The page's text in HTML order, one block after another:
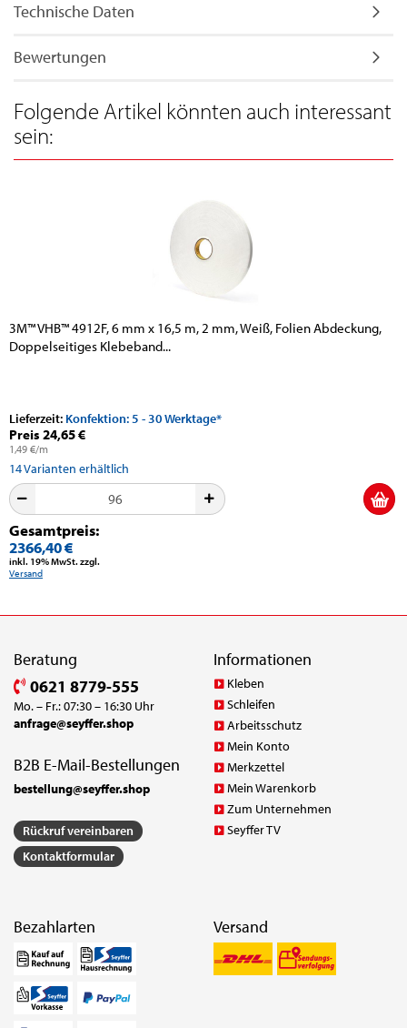
Technische Daten
Bewertungen
Folgende Artikel könnten auch interessant
sein:
3M™ VHB™ 4912F, 6 mm x 16,5 m, 2 mm, Weiß, Folien Abdeckung,
Doppelseitiges Klebeband...
Lieferzeit: Konfektion: 5 - 30 Werktage*
Preis 24,65 €
1,49 €/m
14Varianten erhältlich
Gesamtpreis:
2366,40 €
inkl. 19% MwSt. zzgl.
Versand
Beratung
0621 8779-555
Mo. – Fr.: 07:30 – 16:30 Uhr
anfrage@seyffer.shop
B2B E-Mail-Bestellungen
bestellung@seyffer.shop
Rückruf vereinbaren
Kontaktformular
Informationen
Kleben
Schleifen
Arbeitsschutz
Mein Konto
Merkzettel
Mein Warenkorb
Zum Unternehmen
Seyffer TV
Bezahlarten Versand